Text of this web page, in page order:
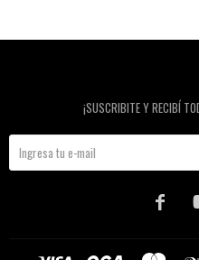
¡SUSCRIBITE Y RECIBÍ
